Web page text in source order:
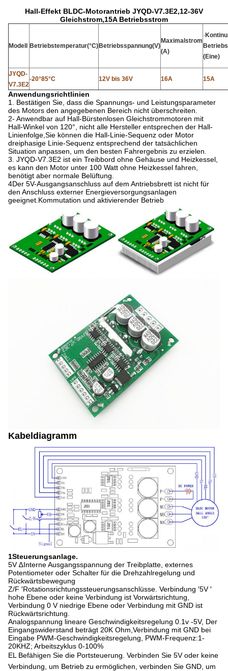
Hall-Effekt BLDC-Motorantrieb JYQD-V7.3E2,12-36V
Gleichstrom,15A Betriebsstrom
Modell Betriebstemperatur(°C) Betriebsspannung(V)
Maximalstrom
(A)
·
(Eine)
JYQD-
V7.3E2
-20°85°C 12V bis 36V 16A 15A
Anwendungsrichtlinien
1. Bestätigen Sie, dass die Spannungs- und Leistungsparameter
des Motors den angegebenen Bereich nicht überschreiten.
2- Anwendbar auf Hall-Bürstenlosen Gleichstrommotoren mit
Hall-Winkel von 120°, nicht alle Hersteller entsprechen der Hall-
Linienfolge,Sie können die Hall-Linie-Sequenz oder Motor
dreiphasige Linie-Sequenz entsprechend der tatsächlichen
Situation anpassen, um den besten Fahrergebnis zu erzielen.
3. JYQD-V7.3E2 ist ein Treibbord ohne Gehäuse und Heizkessel,
es kann den Motor unter 100 Watt ohne Heizkessel fahren,
benötigt aber normale Belüftung.
4Der 5V-Ausgangsanschluss auf dem Antriebsbrett ist nicht für
den Anschluss externer Energieversorgungsanlagen
geeignet.Kommutation und aktivierender Betrieb
Kabeldiagramm
1Steuerungsanlage.
5V ∆Interne Ausgangsspannung der Treibplatte, externes
Potentiometer oder Schalter für die Drehzahlregelung und
Rückwärtsbewegung
Z/F ′Rotationsrichtungssteuerungsanschlüsse. Verbindung ′5V ′
hohe Ebene oder keine Verbindung ist Vorwärtsrichtung,
Verbindung 0 V niedrige Ebene oder Verbindung mit GND ist
Rückwärtsrichtung.
Analogspannung lineare Geschwindigkeitsregelung 0.1v -5V, Der
Eingangswiderstand beträgt 20K Ohm,Verbindung mit GND bei
Eingabe PWM-Geschwindigkeitsregelung, PWM-Frequenz:1-
20KHZ; Arbeitszyklus 0-100%
EL Befähigen Sie die Portsteuerung. Verbinden Sie 5V oder keine
Verbindung, um Betrieb zu ermöglichen, verbinden Sie GND, um